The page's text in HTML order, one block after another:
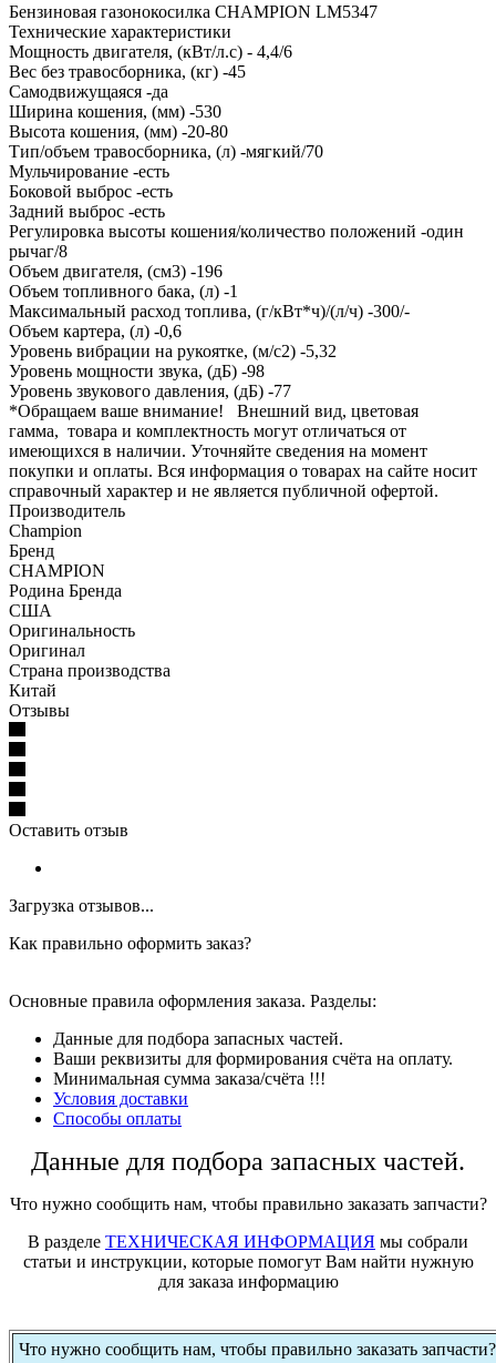
Бензиновая газонокосилка CHAMPION LM5347
Технические характеристики
Мощность двигателя, (кВт/л.с) - 4,4/6
Вес без травосборника, (кг) -45
Самодвижущаяся -да
Ширина кошения, (мм) -530
Высота кошения, (мм) -20-80
Тип/объем травосборника, (л) -мягкий/70
Мульчирование -есть
Боковой выброс -есть
Задний выброс -есть
Регулировка высоты кошения/количество положений -один
рычаг/8
Объем двигателя, (см3) -196
Объем топливного бака, (л) -1
Максимальный расход топлива, (г/кВт*ч)/(л/ч) -300/-
Объем картера, (л) -0,6
Уровень вибрации на рукоятке, (м/с2) -5,32
Уровень мощности звука, (дБ) -98
Уровень звукового давления, (дБ) -77
*Обращаем ваше внимание! Внешний вид, цветовая
гамма, товара и комплектность могут отличаться от
имеющихся в наличии. Уточняйте сведения на момент
покупки и оплаты. Вся информация о товарах на сайте носит
справочный характер и не является публичной офертой.
Производитель
Champion
Бренд
CHAMPION
Родина Бренда
США
Оригинальность
Оригинал
Страна производства
Китай
Отзывы
Оставить отзыв
Загрузка отзывов...
Как правильно оформить заказ?
Основные правила оформления заказа. Разделы:
Данные для подбора запасных частей.
Ваши реквизиты для формирования счёта на оплату.
Минимальная сумма заказа/счёта !!!
Условия доставки
Способы оплаты
Данные для подбора запасных частей.
Что нужно сообщить нам, чтобы правильно заказать запчасти?
В разделе ТЕХНИЧЕСКАЯ ИНФОРМАЦИЯ мы собрали
статьи и инструкции, которые помогут Вам найти нужную
для заказа информацию
Что нужно сообщить нам, чтобы правильно заказать запчасти?